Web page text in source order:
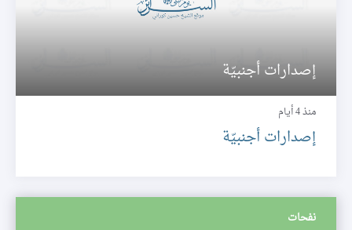
إصدارات أجنبيّة
منذ 4 أيام
إصدارات أجنبيّة
نفحات